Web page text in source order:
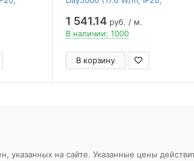
высок.эфф.150 лм/Вт)
1 541.14 руб. / м.
В наличии: 1000
В корзину
указанных на сайте. Указанные цены